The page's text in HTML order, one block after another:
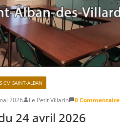
CM SAINT-ALBAN
2026 Le Petit Villarin 0 Commentaire
24 avril 2026